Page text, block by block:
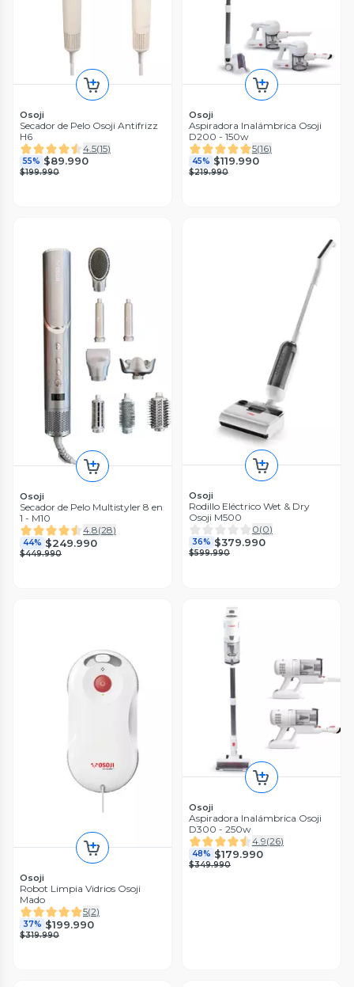
Osoji
Secador de Pelo Osoji Antifrizz
H6
4.5(15)
55% $89.990
$199.990
Osoji
Aspiradora Inalámbrica Osoji
D200 - 150w
5(16)
45% $119.990
$219.990
Osoji
Secador de Pelo Multistyler 8 en
1 - M10
4.8(28)
44% $249.990
$449.990
Osoji
Rodillo Eléctrico Wet & Dry
Osoji M500
0(0)
36% $379.990
$599.990
Osoji
Robot Limpia Vidrios Osoji
Mado
5(2)
37% $199.990
$319.990
Osoji
Aspiradora Inalámbrica Osoji
D300 - 250w
4.9(26)
48% $179.990
$349.990